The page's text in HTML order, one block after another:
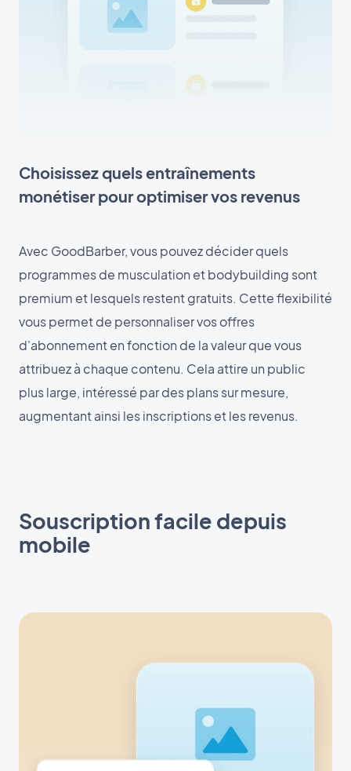
Choisissez quels entraînements
monétiser pour optimiser vos revenus
Avec GoodBarber, vous pouvez décider quels
programmes de musculation et bodybuilding sont
premium et lesquels restent gratuits. Cette flexibilité
vous permet de personnaliser vos offres
d'abonnement en fonction de la valeur que vous
attribuez à chaque contenu. Cela attire un public
plus large, intéressé par des plans sur mesure,
augmentant ainsi les inscriptions et les revenus.
Souscription facile depuis
mobile